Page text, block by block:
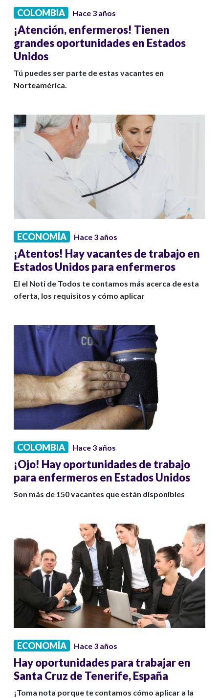
COLOMBIA Hace 3 años
¡Atención, enfermeros! Tienen
grandes oportunidades en Estados
Unidos
Tú puedes ser parte de estas vacantes en
Norteamérica.
ECONOMÍA Hace 3 años
¡Atentos! Hay vacantes de trabajo en
Estados Unidos para enfermeros
El el Noti de Todos te contamos más acerca de esta
oferta, los requisitos y cómo aplicar
COLOMBIA Hace 3 años
¡Ojo! Hay oportunidades de trabajo
para enfermeros en Estados Unidos
Son más de 150 vacantes que están disponibles
ECONOMÍA Hace 3 años
Hay oportunidades para trabajar en
Santa Cruz de Tenerife, España
¡Toma nota porque te contamos cómo aplicar a la